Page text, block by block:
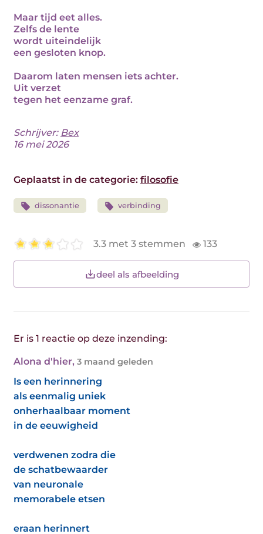
Maar tijd eet alles.
Zelfs de lente
wordt uiteindelijk
een gesloten knop.
Daarom laten mensen iets achter.
Uit verzet
tegen het eenzame graf.
Schrijver: Bex
16 mei 2026
Geplaatst in de categorie: filosofie
dissonantie verbinding
3.3 met 3 stemmen 133
deel als afbeelding
Er is 1 reactie op deze inzending:
Alona d'hier, 3 maand geleden
Is een herinnering
als eenmalig uniek
onherhaalbaar moment
in de eeuwigheid
verdwenen zodra die
de schatbewaarder
van neuronale
memorabele etsen
eraan herinnert